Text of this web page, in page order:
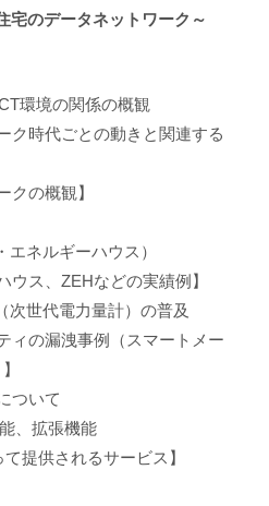
のデータネットワーク～
環境の関係の概観
ク時代ごとの動きと関連する
クの概観】
ネルギーハウス）
ウス、ZEHなどの実績例】
次世代電力量計）の普及
ィの漏洩事例（スマートメー
ついて
、拡張機能
提供されるサービス】